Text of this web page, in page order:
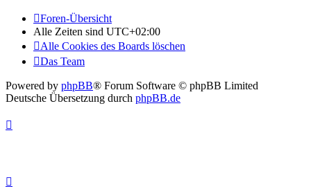
Foren-Übersicht
Alle Zeiten sind UTC+02:00
Alle Cookies des Boards löschen
Das Team
Powered by phpBB® Forum Software © phpBB Limited
Deutsche Übersetzung durch phpBB.de